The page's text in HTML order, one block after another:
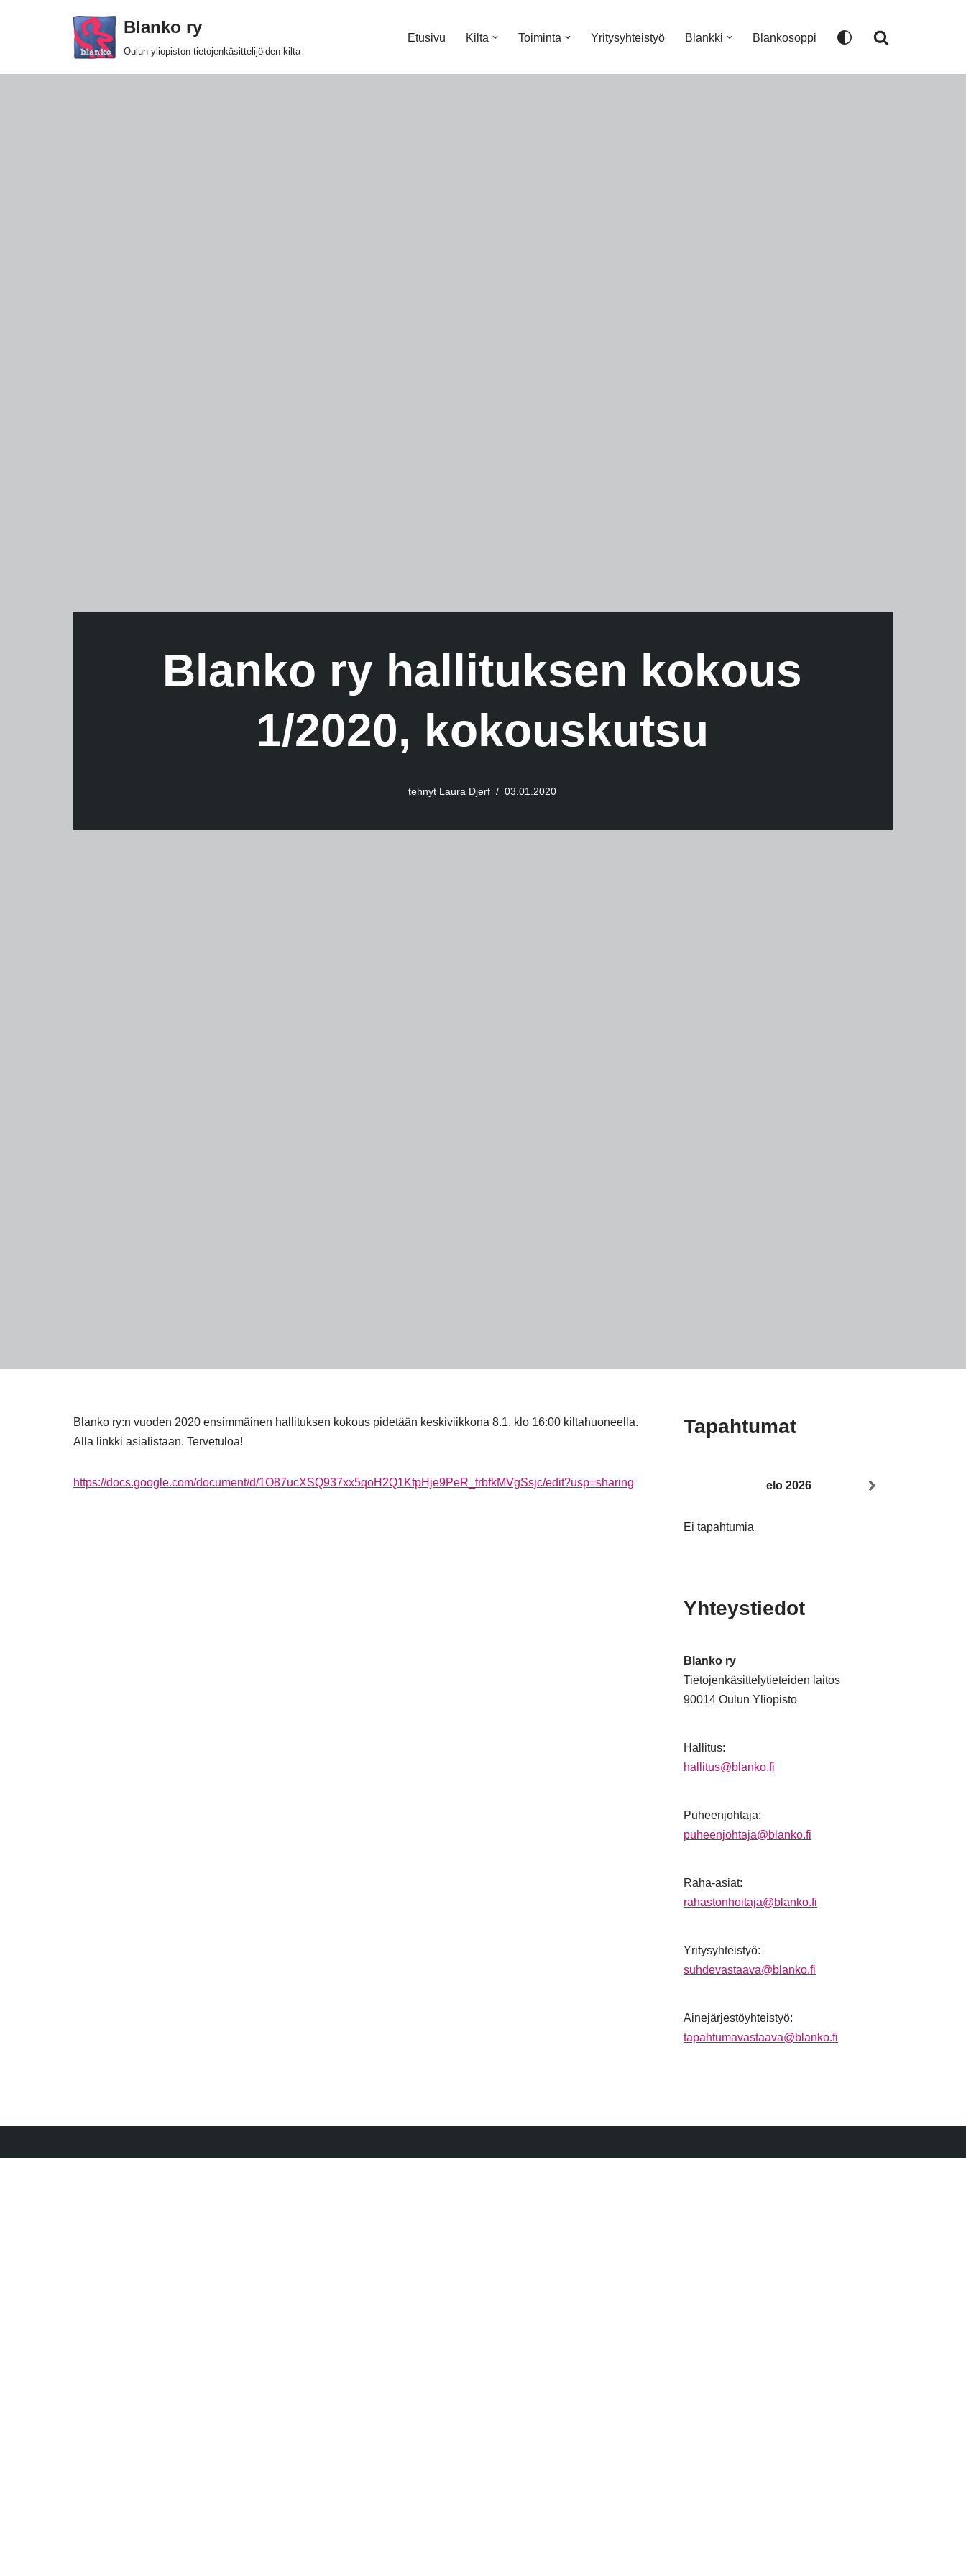
Blanko ry
Oulun yliopiston tietojenkäsittelijöiden kilta
Etusivu Kilta Toiminta Yritysyhteistyö Blankki Blankosoppi
Blanko ry hallituksen kokous
1/2020, kokouskutsu
tehnyt Laura Djerf 03.01.2020
Blanko ry:n vuoden 2020 ensimmäinen hallituksen kokous pidetään keskiviikkona 8.1. klo 16:00 kiltahuoneella.
Alla linkki asialistaan. Tervetuloa!
https://docs.google.com/document/d/1O87ucXSQ937xx5qoH2Q1KtpHje9PeR_frbfkMVgSsjc/edit?usp=sharing
Tapahtumat
elo 2026
Ei tapahtumia
Yhteystiedot
Blanko ry
Tietojenkäsittelytieteiden laitos
90014 Oulun Yliopisto
Hallitus:
hallitus@blanko.fi
Puheenjohtaja:
puheenjohtaja@blanko.fi
Raha-asiat:
rahastonhoitaja@blanko.fi
Yritysyhteistyö:
suhdevastaava@blanko.fi
Ainejärjestöyhteistyö:
tapahtumavastaava@blanko.fi